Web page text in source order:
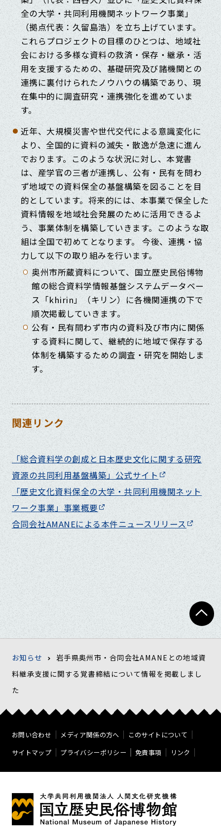
お知らせ
岩手県奥州市・合同会社AMANEとの地域資
料継承支援に関する覚書締結について情報を掲載しまし
た
全の大学・共同利用機関ネットワーク事業」
（拠点代表：久留島浩）を立ち上げています。
これらプロジェクトの目標のひとつは、地域社
会における多様な資料の救済・保存・継承・活
用を支援するための、基礎研究及び諸機関との
連携に裏付けられたノウハウの構築であり、現
在集中的に調査研究・連携強化を進めていま
す。
近年、大規模災害や世代交代による意識変化に
より、全国的に資料の滅失・散逸が急速に進ん
でおります。このような状況に対し、本覚書
は、産学官の三者が連携し、公有・民有を問わ
ず地域での資料保全の基盤構築を図ることを目
的としています。将来的には、本事業で保全した
資料情報を地域社会発展のために活用できるよ
う、事業体制を構築していきます。このような取
組は全国で初めてとなります。 今後、連携・協
力して以下の取り組みを行います。
奥州市所蔵資料について、国立歴史民俗博物
館の総合資料学情報基盤システムデータベー
ス「khirin」（キリン）に各機関連携の下で
順次掲載していきます。
公有・民有問わず市内の資料及び市内に関係
する資料に関して、継続的に地域で保存する
体制を構築するための調査・研究を開始しま
す。
関連リンク
「総合資料学の創成と日本歴史文化に関する研究
資源の共同利用基盤構築」公式サイト
「歴史文化資料保全の大学・共同利用機関ネット
ワーク事業」事業概要
合同会社AMANEによる本件ニュースリリース
お問い合わせ メディア関係の方へ
このサイトについて
サイトマップ
プライバシーポリシー 免責事項 リンク